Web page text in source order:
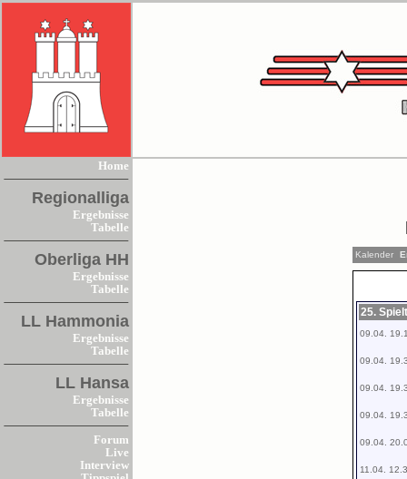
Home
Regionalliga
Ergebnisse
Tabelle
Oberliga HH
Ergebnisse
Tabelle
LL Hammonia
Ergebnisse
Tabelle
LL Hansa
Ergebnisse
Tabelle
Forum
Live
Interview
Kalender
25.
09.04.
09.04.
09.04.
09.04.
09.04.
11.04.